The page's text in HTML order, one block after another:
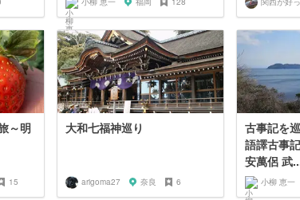
～明
15
大和七福神巡り
arigoma27 奈良 6
古事記を
語譯古事
安萬侶 武
小柳 恵一